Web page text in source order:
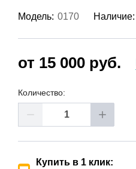
Модель: 0170 Наличие:
от 15 000 руб.
Количество:
Купить в 1 клик: